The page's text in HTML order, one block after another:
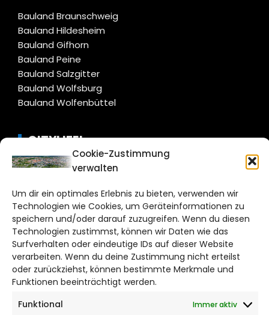
Cookie-Zustimmung
verwalten
Um dir ein optimales Erlebnis zu bieten, verwenden wir
Technologien wie Cookies, um Geräteinformationen zu
speichern und/oder darauf zuzugreifen. Wenn du diesen
Technologien zustimmst, können wir Daten wie das
Surfverhalten oder eindeutige IDs auf dieser Website
verarbeiten. Wenn du deine Zustimmung nicht erteilst
oder zurückziehst, können bestimmte Merkmale und
Funktionen beeinträchtigt werden.
Funktional
Immer aktiv
Bauland Braunschweig
Bauland Hildesheim
Bauland Gifhorn
Bauland Peine
Bauland Salzgitter
Bauland Wolfsburg
Bauland Wolfenbüttel
CITYLIFE!
braunschweig@citylifemedien.de
Bruchtorwall 12
38100 Braunschweig
Telefon: 0531 387220 – 65
DAS STADTMAGAZIN FÜR
BRAUNSCHWEIG
Impressum